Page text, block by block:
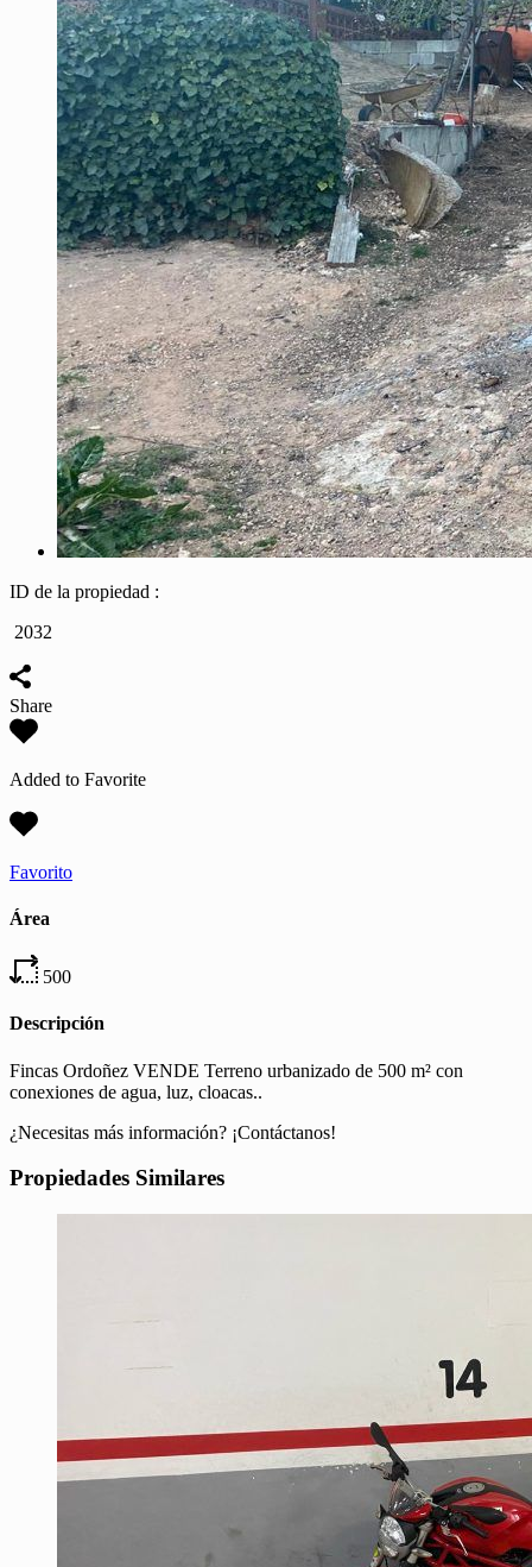
ID de la propiedad :
2032
Share
Added to Favorite
Favorito
Área
500
Descripción
Fincas Ordoñez VENDE Terreno urbanizado de 500 m² con
conexiones de agua, luz, cloacas..
¿Necesitas más información? ¡Contáctanos!
Propiedades Similares